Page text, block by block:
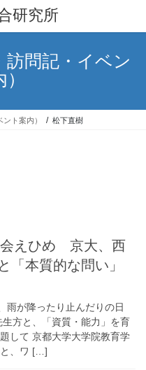
研究所
訪問記・イベン
ト案内） 松下直樹
えひめ 京大、西
「本質的な問い」
雨が降ったり止んだりの日
生方と、「資質・能力」を育
して 京都大学大学院教育学
、ワ […]